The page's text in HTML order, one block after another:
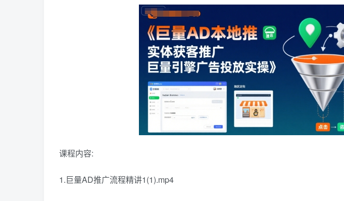
课程内容:
1.巨量AD推广流程精讲1(1).mp4